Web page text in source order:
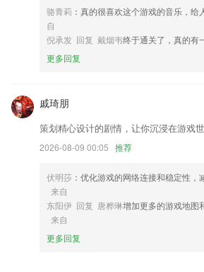
骆青莉 ：真的很喜欢这个游戏的音乐，给
自
倪承发 回复 戴烟韦终于通关了，真的有
更多回复
戚琦朋
策划精心设计的剧情，让你沉浸在游戏世
2026-08-09 00:05 推荐
伏明莎 ：优化游戏的网络连接和稳定性，
来自
东阳伊 回复 唐桦琳增加更多的游戏地图
来自
更多回复